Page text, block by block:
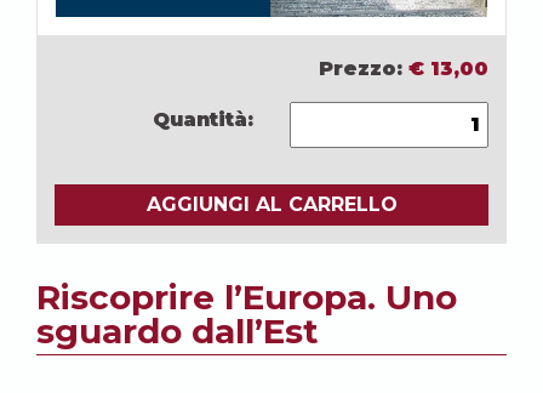
Prezzo: € 13,00
Quantità:
AGGIUNGI AL CARRELLO
Riscoprire l’Europa. Uno
sguardo dall’Est